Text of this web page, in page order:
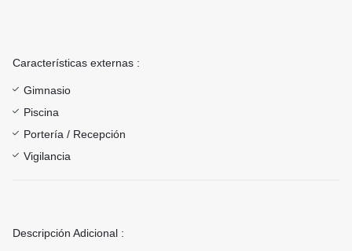
Características externas :
Gimnasio
Piscina
Portería / Recepción
Vigilancia
Descripción Adicional :